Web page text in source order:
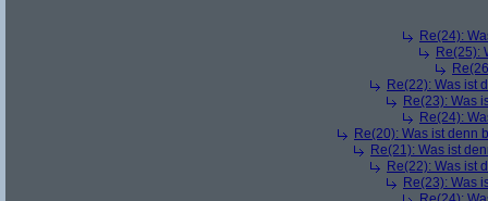
Re(24):
Re(25):
Re(22): Was ist
Re(23): Was
Re(24):
Re(20): Was ist denn
Re(21): Was ist
Re(22): Was ist
Re(23): Was